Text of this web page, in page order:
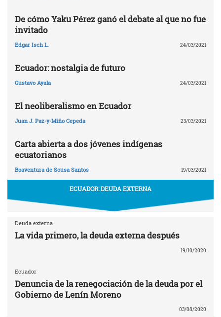
De cómo Yaku Pérez ganó el debate al que no fue
invitado
Edgar Isch L. 24/03/2021
Ecuador: nostalgia de futuro
Gustavo Ayala 24/03/2021
El neoliberalismo en Ecuador
Juan J. Paz-y-Miño Cepeda 23/03/2021
Carta abierta a dos jóvenes indígenas
ecuatorianos
Boaventura de Sousa Santos 19/03/2021
ECUADOR: DEUDA EXTERNA
Deuda externa
La vida primero, la deuda externa después
19/10/2020
Ecuador
Denuncia de la renegociación de la deuda por el
Gobierno de Lenín Moreno
03/08/2020